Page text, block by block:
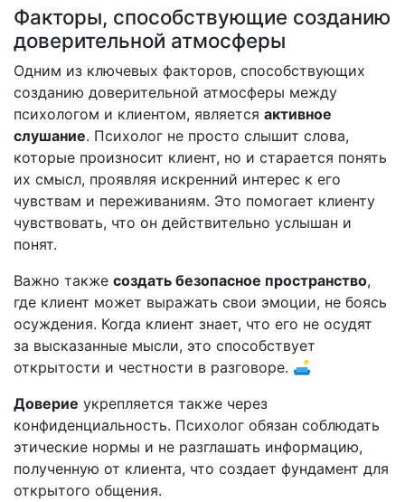
Факторы, способствующие созданию
доверительной атмосферы
Одним из ключевых факторов, способствующих
созданию доверительной атмосферы между
психологом и клиентом, является активное
слушание. Психолог не просто слышит слова,
которые произносит клиент, но и старается понять
их смысл, проявляя искренний интерес к его
чувствам и переживаниям. Это помогает клиенту
чувствовать, что он действительно услышан и
понят.
Важно также создать безопасное пространство,
где клиент может выражать свои эмоции, не боясь
осуждения. Когда клиент знает, что его не осудят
за высказанные мысли, это способствует
открытости и честности в разговоре. 🛋️
Доверие укрепляется также через
конфиденциальность. Психолог обязан соблюдать
этические нормы и не разглашать информацию,
полученную от клиента, что создает фундамент для
открытого общения.